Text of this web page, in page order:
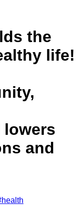
the
life!
lowers
and
health